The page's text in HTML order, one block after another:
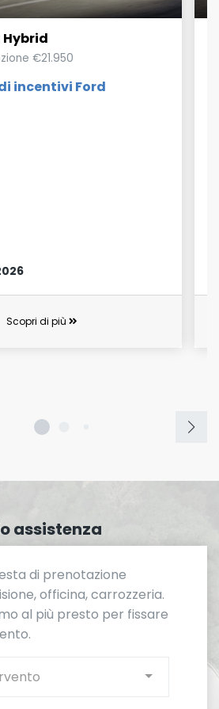
Hybrid
€21.950
incentivi Ford
Scopri di più
assistenza
di prenotazione
officina, carrozzeria.
al più presto per fissare